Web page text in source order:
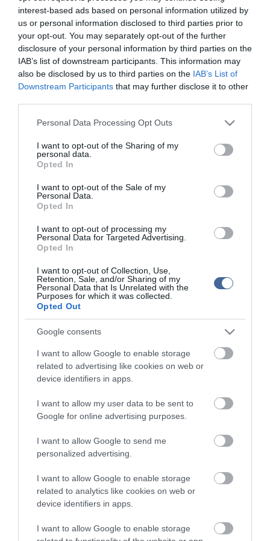
interest-based ads based on personal information utilized by
us or personal information disclosed to third parties prior to
your opt-out. You may separately opt-out of the further
disclosure of your personal information by third parties on the
IAB’s list of downstream participants. This information may
also be disclosed by us to third parties on the IAB’s List of
Downstream Participants that may further disclose it to other
Please note that this website/app uses one or more Google
not limited to your visit or usage behaviour. You may click to
grant or deny consent to Google and its third-party tags to
use your data for below specified purposes in below Google
consent section.
Personal Data Processing Opt Outs
I want to opt-out of the Sharing of my
personal data.
Opted In
I want to opt-out of the Sale of my
Personal Data.
Opted In
I want to opt-out of processing my
Personal Data for Targeted Advertising.
Opted In
I want to opt-out of Collection, Use,
Retention, Sale, and/or Sharing of my
Personal Data that Is Unrelated with the
Purposes for which it was collected.
Opted Out
Google consents
I want to allow Google to enable storage
related to advertising like cookies on web or
device identifiers in apps.
I want to allow my user data to be sent to
Google for online advertising purposes.
I want to allow Google to send me
personalized advertising.
I want to allow Google to enable storage
related to analytics like cookies on web or
device identifiers in apps.
I want to allow Google to enable storage
menetrendszerűség és javul a szolgáltatás Budapest és a Balaton
között - mondta Hegyi Zsolt.
Figyelem! A cikkhez hozzáfűzött hozzászólások nem ama.hunetwork nézeteit
tükrözik. A szerkesztőség mindössze a hírek publikációjával foglalkozik, a
kommenteket nem tudja befolyásolni - azok az olvasók személyes véleményét
Kérjük, kulturáltan, mások személyiségi jogainak és jó hírnevének tiszteletben
tartásával kommenteljenek!
ma.hu legfrissebb hírei:
Szomjazó gólyának adott inni egy férfi Tiszakécskénél -
megható pillanatot rögzített a kamera
delfinanya
Halálos fenyegetés miatt lemondta erdélyi koncertjét Majka
Védelmi Munkacsoport: hosszabb hőségriasztás, stabil